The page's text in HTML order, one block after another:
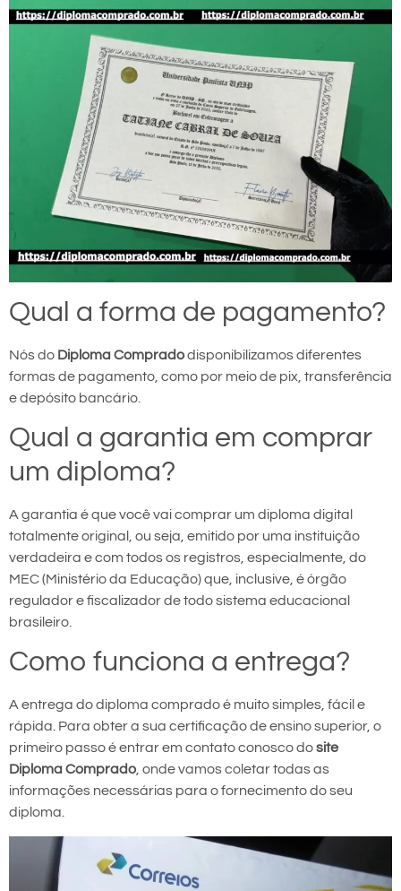
Qual a forma de pagamento?
Nós do Diploma Compradodisponibilizamos diferentes
formas de pagamento, como por meio de pix, transferência
e depósito bancário.
Qual a garantia em comprar
um diploma?
A garantia é que você vai comprar um diploma digital
totalmente original, ou seja, emitido por uma instituição
verdadeira e com todos os registros, especialmente, do
MEC (Ministério da Educação) que, inclusive, é órgão
regulador e fiscalizador de todo sistema educacional
brasileiro.
Como funciona a entrega?
A entrega do diploma comprado é muito simples, fácil e
rápida. Para obter a sua certificação de ensino superior, o
primeiro passo é entrar em contato conosco dosite
Diploma Comprado, onde vamos coletar todas as
informações necessárias para o fornecimento do seu
diploma.